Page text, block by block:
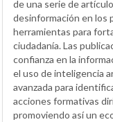
de una serie de
desinformación en los
herramientas para
ciudadanía. Las
confianza en la
el uso de inteligencia
avanzada para
acciones formativas
promoviendo así un